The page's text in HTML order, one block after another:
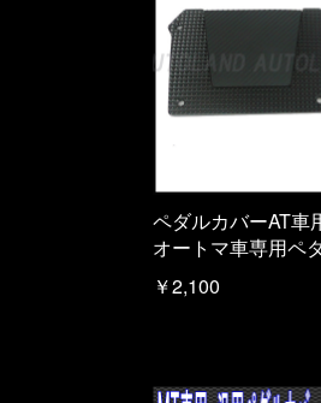
ペダルカバーAT車
オートマ車専用ペ
￥2,100